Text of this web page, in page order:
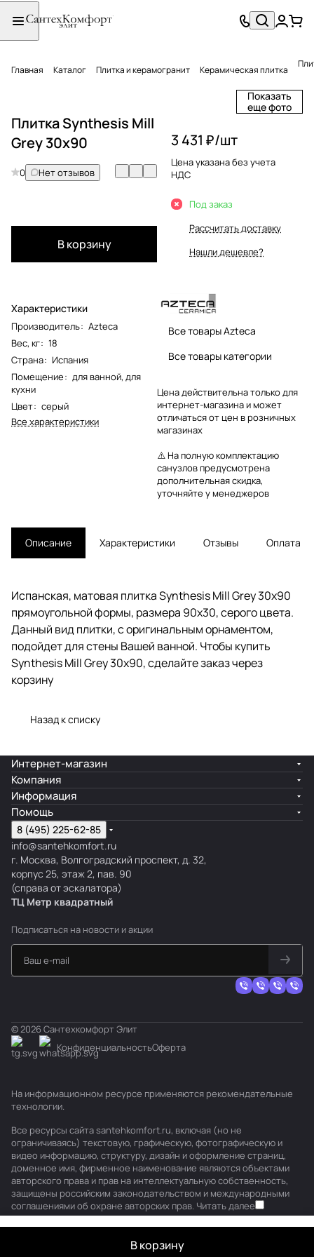
Главная Каталог Плитка и керамогранит Керамическая плитка
Показать
еще фото
Плитка Synthesis Mill
Grey 30x90
0 Нет отзывов
В корзину
Характеристики
Производитель: Azteca
Вес, кг: 18
Страна: Испания
Помещение: для ванной, для
кухни
Цвет: серый
Все характеристики
3 431 ₽/шт
Цена указана без учета
НДС
Под заказ
Рассчитать доставку
Нашли дешевле?
Все товары Azteca
Все товары категории
Цена действительна только для
интернет-магазина и может
отличаться от цен в розничных
магазинах
⚠️ На полную комплектацию
санузлов предусмотрена
дополнительная скидка,
уточняйте у менеджеров
Описание Характеристики Отзывы Оплата
Испанская, матовая плитка Synthesis Mill Grey 30x90
прямоугольной формы, размера 90x30, серого цвета.
Данный вид плитки, с оригинальным орнаментом,
подойдет для стены Вашей ванной. Чтобы купить
Synthesis Mill Grey 30x90, сделайте заказ через
корзину
Назад к списку
В корзину
Интернет-магазин
Компания
Информация
Помощь
8 (495) 225-62-85
info@santehkomfort.ru
г. Москва, Волгоградский проспект, д. 32,
корпус 25, этаж 2, пав. 90
(справа от эскалатора)
ТЦ Метр квадратный
Подписаться на новости и акции
© 2026 Сантехкомфорт Элит
КонфиденциальностьОферта
На информационном ресурсе применяются рекомендательные
технологии.
Все ресурсы сайта santehkomfort.ru, включая (но не
ограничиваясь) текстовую, графическую, фотографическую и
видео информацию, структуру, дизайн и оформление страниц,
доменное имя, фирменное наименование являются объектами
авторского права и прав на интеллектуальную собственность,
защищены российским законодательством и международными
соглашениями об охране авторских прав. Читать далее